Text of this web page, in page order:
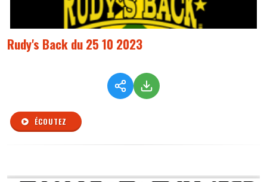
Rudy's Back du 25 10 2023
ÉCOUTEZ